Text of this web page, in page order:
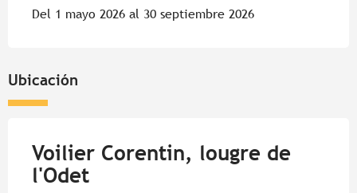
Del 1 mayo 2026 al 30 septiembre 2026
Ubicación
Voilier Corentin, lougre de
l'Odet